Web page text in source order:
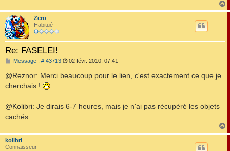
a
Zero
Habitué
Re: FASELEI!
Message : # 43713M
s
02 févr. 2010, 07:41
@Reznor: Merci beaucoup pour le lien, c'est exactement ce que je
cherchais !
@Kolibri: Je dirais 6-7 heures, mais je n'ai pas récupéré les objets
cachés.
a
kolibri
Connaisseur